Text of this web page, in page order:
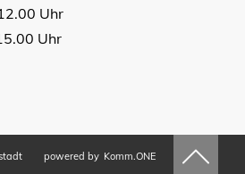
Uhr
Uhr
powered by Komm.ONE